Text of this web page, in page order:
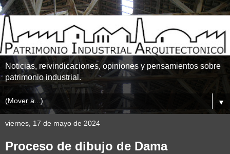
Noticias, reivindicaciones, opiniones y pensamientos sobre
patrimonio industrial.
▼
viernes, 17 de mayo de 2024
Proceso de dibujo de Dama